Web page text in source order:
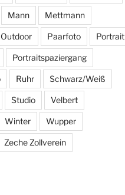
Mann Mettmann
Outdoor Paarfoto Portrait
Portraitspaziergang
Ruhr Schwarz/Weiß
Studio Velbert
Winter Wupper
Zeche Zollverein